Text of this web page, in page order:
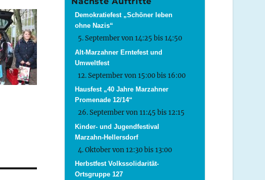
Demokratiefest „Schöner leben
ohne Nazis“
5. September von 14:25 bis14:50
Alt-Marzahner Erntefest und
Umweltfest
12. September von 15:00bis16:00
Hausfest „40 Jahre Marzahner
Promenade 12/14“
26. September von 11:45 bis12:15
Kinder- und Jugendfestival
Marzahn-Hellersdorf
4. Oktober von 12:30bis13:00
Herbstfest Volkssolidarität-
Ortsgruppe 127